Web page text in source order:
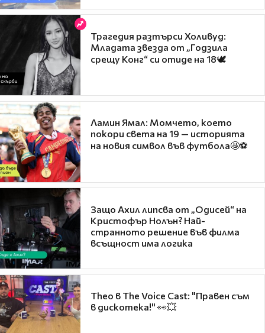
Трагедия разтърси Холивуд:
Младата звезда от „Годзила
срещу Конг“ си отиде на 18🕊️
Ламин Ямал: Момчето, което
покори света на 19 — историята
на новия символ във футбола🤩⚽
Защо Ахил липсва от „Одисей“ на
Кристофър Нолън? Най-
странното решение във филма
всъщност има логика
Theo в The Voice Cast: "Правен съм
в дискотека!" 👀💥